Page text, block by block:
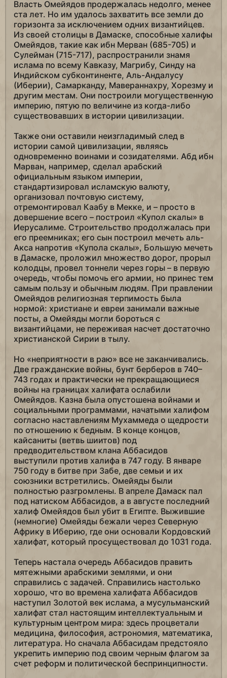
Власть Омейядов продержалась недолго, менее
ста лет. Но им удалось захватить все земли до
горизонта за исключением одних византийцев.
Из своей столицы в Дамаске, способные халифы
Омейядов, такие как ибн Мерван (685-705) и
Сулейман (715-717), распространили знамя
ислама по всему Кавказу, Магрибу, Синду на
Индийском субконтиненте, Аль-Андалусу
(Иберии), Самарканду, Мавераннахру, Хорезму и
другим местам. Они построили могущественную
империю, пятую по величине из когда-либо
существовавших в истории цивилизации.
Также они оставили неизгладимый след в
истории самой цивилизации, являясь
одновременно воинами и созидателями. Абд ибн
Марван, например, сделал арабский
официальным языком империи,
стандартизировал исламскую валюту,
организовал почтовую систему,
отремонтировал Каабу в Мекке, и – просто в
довершение всего – построил «Купол скалы» в
Иерусалиме. Строительство продолжалась при
его преемниках; его сын построил мечеть аль-
Акса напротив «Купола скалы», Большую мечеть
в Дамаске, проложил множество дорог, прорыл
колодцы, провел тоннели через горы – в первую
очередь, чтобы помочь его армии, но принес тем
самым пользу и обычным людям. При правлении
Омейядов религиозная терпимость была
нормой: христиане и евреи занимали важные
посты, а Омейяды могли бороться с
византийцами, не переживая насчет достаточно
христианской Сирии в тылу.
Но «неприятности в раю» все не заканчивались.
Две гражданские войны, бунт берберов в 740–
743 годах и практически не прекращающиеся
войны на границах халифата ослабили
Омейядов. Казна была опустошена войнами и
социальными программами, начатыми халифом
согласно наставлениям Мухаммеда о щедрости
по отношению к бедным. В конце концов,
кайсаниты (ветвь шиитов) под
предводительством клана Аббасидов
выступили против халифа в 747 году. В январе
750 году в битве при Забе, две семьи и их
союзники встретились. Омейяды были
полностью разгромлены. В апреле Дамаск пал
под натиском Аббасидов, а в августе последний
халиф Омейядов был убит в Египте. Выжившие
(немногие) Омейяды бежали через Северную
Африку в Иберию, где они основали Кордовский
халифат, который просуществовал до 1031 года.
Теперь настала очередь Аббасидов править
мятежными арабскими землями, и они
справились с задачей. Справились настолько
хорошо, что во времена халифата Аббасидов
наступил Золотой век ислама, а мусульманский
халифат стал настоящим интеллектуальным и
культурным центром мира: здесь процветали
медицина, философия, астрономия, математика,
литература. Но сначала Аббасидам предстояло
укрепить империю под своим черным флагом за
счет реформ и политической беспринципности.